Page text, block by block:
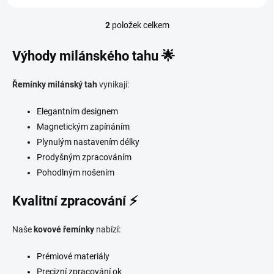
Ovládací prvky výpisu
2položek celkem
Výhody milánského tahu 🌟
Řemínky milánský tahvynikají:
Elegantním designem
Magnetickým zapínáním
Plynulým nastavením délky
Prodyšným zpracováním
Pohodlným nošením
Kvalitní zpracování ⚡
Naše kovové řemínky nabízí:
Prémiové materiály
Precizní zpracování ok